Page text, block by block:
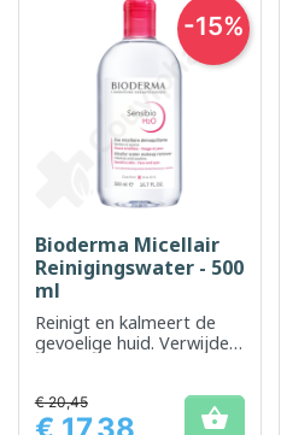
Bioderma Micellair
Reinigingswater - 500
ml
Reinigt en kalmeert de
gevoelige huid. Verwijdert
€ 20,45

-15%